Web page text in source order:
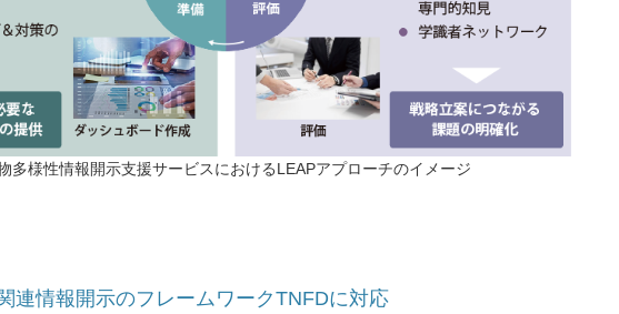
多様性情報開示支援サービスにおけるLEAPアプローチのイメージ
連情報開示のフレームワークTNFDに対応